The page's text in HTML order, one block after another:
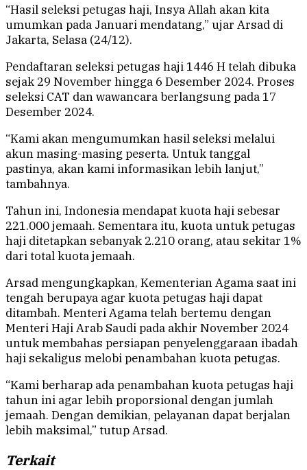
“Hasil seleksi petugas haji, Insya Allah akan kita
umumkan pada Januari mendatang,” ujar Arsad di
Jakarta, Selasa (24/12).
Pendaftaran seleksi petugas haji 1446 H telah dibuka
sejak 29 November hingga 6 Desember 2024. Proses
seleksi CAT dan wawancara berlangsung pada 17
Desember 2024.
“Kami akan mengumumkan hasil seleksi melalui
akun masing-masing peserta. Untuk tanggal
pastinya, akan kami informasikan lebih lanjut,”
tambahnya.
Tahun ini, Indonesia mendapat kuota haji sebesar
221.000 jemaah. Sementara itu, kuota untuk petugas
haji ditetapkan sebanyak 2.210 orang, atau sekitar 1%
dari total kuota jemaah.
Arsad mengungkapkan, Kementerian Agama saat ini
tengah berupaya agar kuota petugas haji dapat
ditambah. Menteri Agama telah bertemu dengan
Menteri Haji Arab Saudi pada akhir November 2024
untuk membahas persiapan penyelenggaraan ibadah
haji sekaligus melobi penambahan kuota petugas.
“Kami berharap ada penambahan kuota petugas haji
tahun ini agar lebih proporsional dengan jumlah
jemaah. Dengan demikian, pelayanan dapat berjalan
lebih maksimal,” tutup Arsad.
Terkait